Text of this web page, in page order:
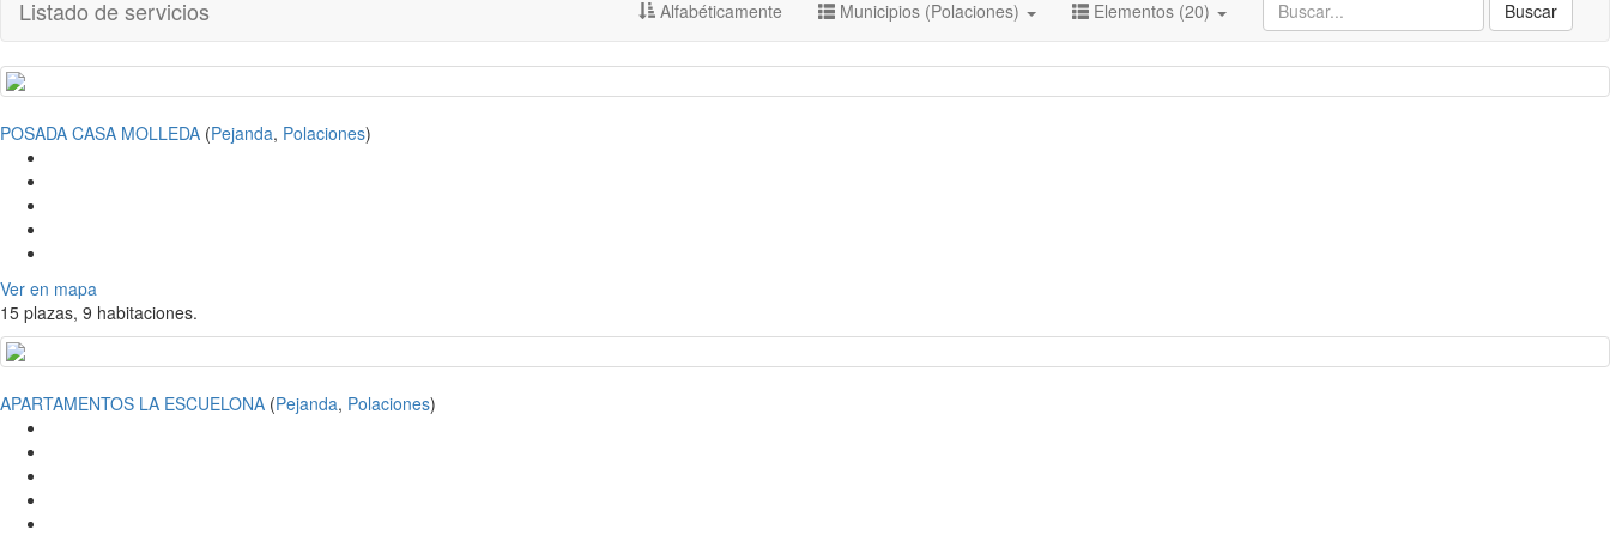
Listado de servicios Buscar
Alfabéticamente Municipios (Polaciones) Elementos (20)
POSADA CASA MOLLEDA (Pejanda, Polaciones)
Ver en mapa
15 plazas, 9 habitaciones.
APARTAMENTOS LA ESCUELONA (Pejanda, Polaciones)